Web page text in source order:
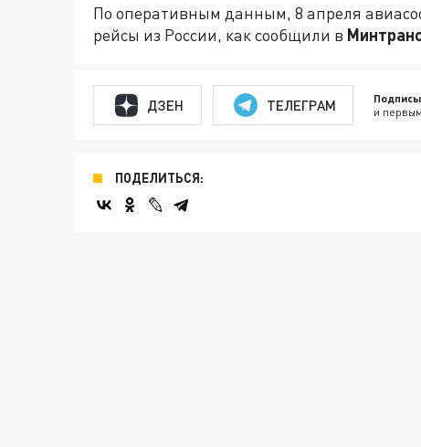
По оперативным данным, 8 апреля
рейсы из России, как сообщили в
ДЗЕН ТЕЛЕГРАМ и
ПОДЕЛИТЬСЯ: